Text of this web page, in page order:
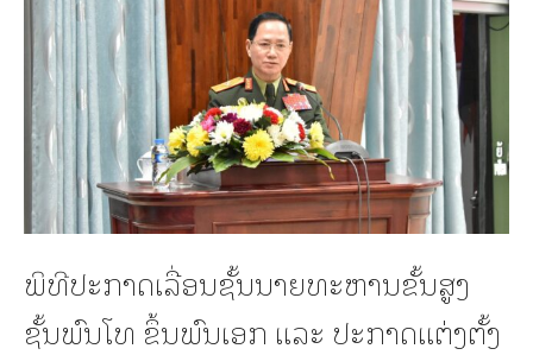
ພິທີປະກາດເລື່ອນຊັ້ນນາຍທະຫານຂັ້ນສູງ
ຊັ້ນພົນໂທ ຂຶ້ນພົນເອກ ເເລະ ປະກາດເເຕ່ງຕັ້ງ